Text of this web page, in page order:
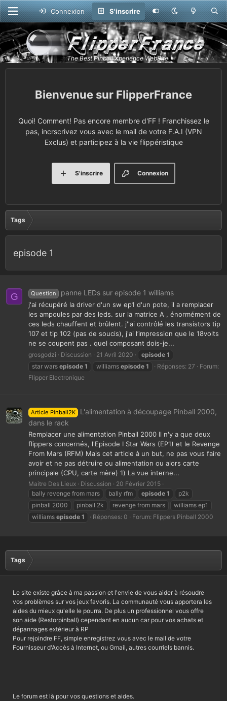
Connexion S'inscrire
FlipperFrance
Quoi! Comment! Pas encore membre d'FF ! Franchissez le
pas, incrscrivez vous avec le mail de votre F.A.I (VPN
Exclus) et participez à la vie flippéristique
Connexion
S'inscrire
Tags
episode 1
G Question panne LEDs sur episode 1 williams
j'ai récupéré la driver d'un sw ep1 d'un pote, il a remplacer
les ampoules par des leds. sur la matrice A , énormément de
ces leds chauffent et brûlent. j''ai contrôlé les transistors tip
107 et tip 102 (pas de soucis), j'ai l’impression que le 18volts
ne se coupent pas . quel composant dois-je...
grosgodzi Discussion 21 Avril 2020 episode 1
star wars episode 1 williams episode 1 Réponses: 27
Forum:
Flipper Electronique
Article Pinball2K
L'alimentation à découpage Pinball 2000,
dans le rack
Remplacer une alimentation Pinball 2000 Il n'y a que deux
flippers concernés, l'Episode I Star Wars (EP1) et le Revenge
From Mars (RFM) Mais cet article à un but, ne pas vous faire
avoir et ne pas détruire ou alimentation ou alors carte
principale (CPU, carte mère) 1) La vue interne...
Maitre Des Lieux Discussion
20 Février 2015
bally revenge from mars
bally rfm episode 1
p2k
pinball 2000
pinball 2k revenge from mars
williams ep1
williams episode 1 Réponses: 0 Forum: Flippers Pinball 2000
Tags
Le site existe grâce à ma passion et l'envie de vous aider à résoudre
vos problèmes sur vos jeux favoris. La communauté vous apportera les
aides du mieux qu'elle le pourra. De plus un professionnel vous offre
son aide (Restorpinball) cependant en aucun car pour vos achats et
dépannages extérieur à RP
Pour rejoindre FF, simple enregistrez vous avec le mail de votre
Fournisseur d'Accès à Internet, ou Gmail, autres courriels bannis.
Le forum est là pour vos questions et aides.